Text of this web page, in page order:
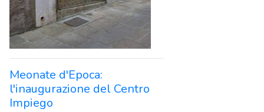
Meonate d'Epoca:
l'inaugurazione del Centro
Impiego